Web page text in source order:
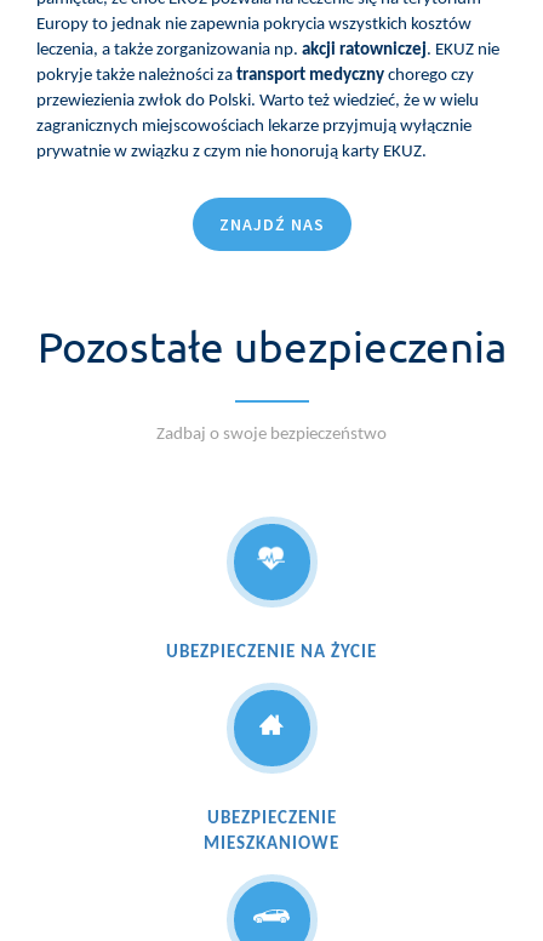
Europy to jednak nie zapewnia pokrycia wszystkich kosztów
leczenia, a także zorganizowania np. akcji ratowniczej. EKUZ nie
pokryje także należności za transport medyczny chorego czy
przewiezienia zwłok do Polski. Warto też wiedzieć, że w wielu
zagranicznych miejscowościach lekarze przyjmują wyłącznie
prywatnie w związku z czym nie honorują karty EKUZ.
ZNAJDŹ NAS
Pozostałe ubezpieczenia
Zadbaj o swoje bezpieczeństwo
UBEZPIECZENIE NA ŻYCIE
UBEZPIECZENIE
MIESZKANIOWE